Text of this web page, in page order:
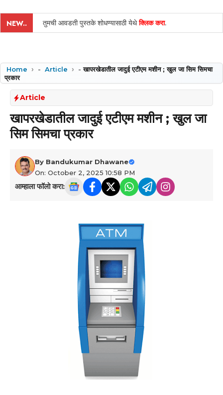
NEW.. तुमची आवडती पुस्तके शोधण्यासाठी येथेक्लिक करा.
Home - Article -खापरखेडातील जादुई एटीएम मशीन ; खुल जा सिम सिमचा
प्रकार
Article
खापरखेडातील जादुई एटीएम मशीन ; खुल जा
सिम सिमचा प्रकार
By Bandukumar Dhawane
On: October 2, 2025 10:58 PM
आम्हाला फॉलो करा: